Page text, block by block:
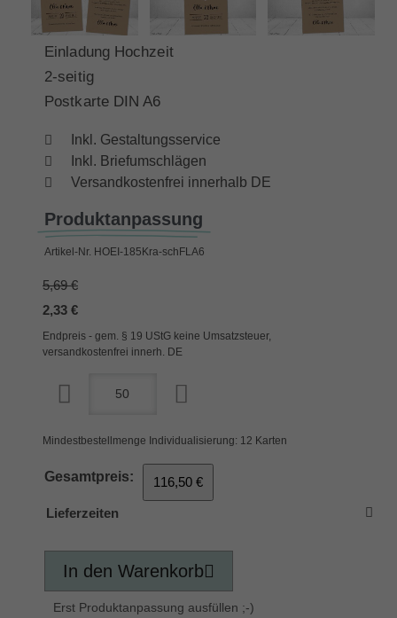
Einladung Hochzeit
2-seitig
Postkarte DIN A6
Inkl. Gestaltungsservice
Inkl. Briefumschlägen
Versandkostenfrei innerhalb DE
Produktanpassung
Artikel-Nr. HOEI-185Kra-schFLA6
5,69 €
2,33 €
Endpreis - gem. § 19 UStG keine Umsatzsteuer,
versandkostenfrei innerh. DE
Mindestbestellmenge Individualisierung: 12 Karten
Gesamtpreis: 116,50 €
Lieferzeiten
In den Warenkorb
Erst Produktanpassung ausfüllen ;-)